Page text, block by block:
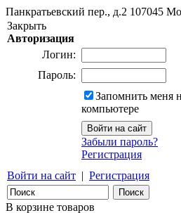
Панкратьевский пер., д.2 107045
Закрыть
Авторизация
Логин:
Пароль:
Запомнить меня
компьютере
Забыли пароль?
Регистрация
Войти на сайт | Регистрация
В корзине товаров